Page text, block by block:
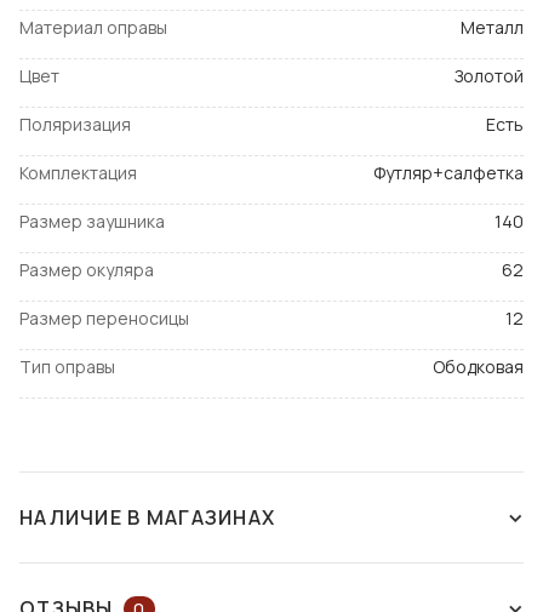
Материал оправы Металл
Цвет Золотой
Поляризация Есть
Комплектация Футляр+салфетка
Размер заушника 140
Размер окуляра 62
Размер переносицы 12
Тип оправы Ободковая
НАЛИЧИЕ В МАГАЗИНАХ